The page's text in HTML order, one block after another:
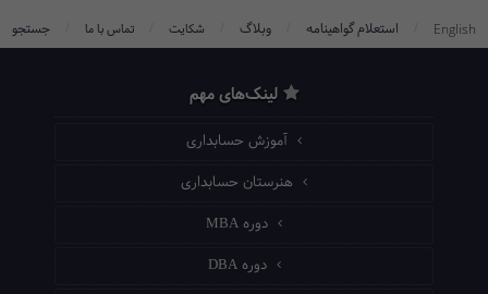
English استعلام گواهینامه وبلاگ شکایت تماس با ما جستجو
لینک‌های مهم
آموزش حسابداری
هنرستان حسابداری
دوره MBA
دوره DBA